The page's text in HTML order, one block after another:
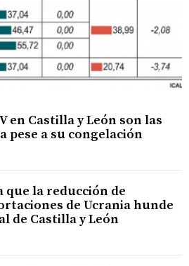
en Castilla y León son las
pese a su congelación
que la reducción de
de Ucrania hunde
de Castilla y León